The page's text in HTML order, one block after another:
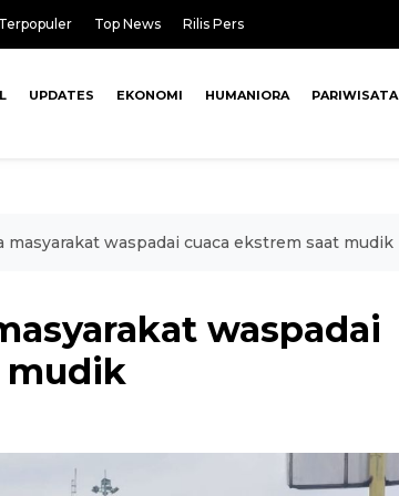
Terpopuler Top News Rilis Pers
UPDATES EKONOMI HUMANIORA PARIWISATA
waspadai cuaca ekstrem saat mudik
waspadai
mudik